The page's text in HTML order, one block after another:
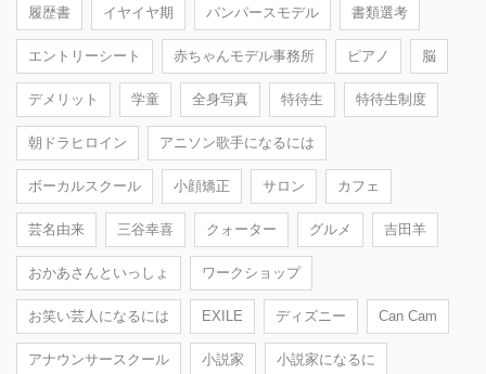
履歴書 イヤイヤ期 パンパースモデル 書類選考
エントリーシート 赤ちゃんモデル事務所 ピアノ 脳
デメリット 学童 全身写真 特待生 特待生制度
朝ドラヒロイン アニソン歌手になるには
ボーカルスクール 小顔矯正 サロン カフェ
芸名由来 三谷幸喜 クォーター グルメ 吉田羊
おかあさんといっしょ ワークショップ
お笑い芸人になるには EXILE ディズニー Can Cam
アナウンサースクール 小説家 小説家になるに